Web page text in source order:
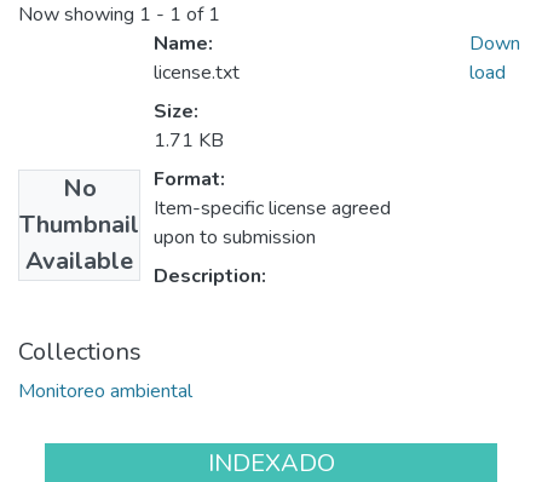
Now showing 1 - 1 of 1
No
Thumbnail
Available
Name:
license.txt
Size:
1.71 KB
Format:
Item-specific license agreed
upon to submission
Description:
Down
load
Collections
Monitoreo ambiental
INDEXADO